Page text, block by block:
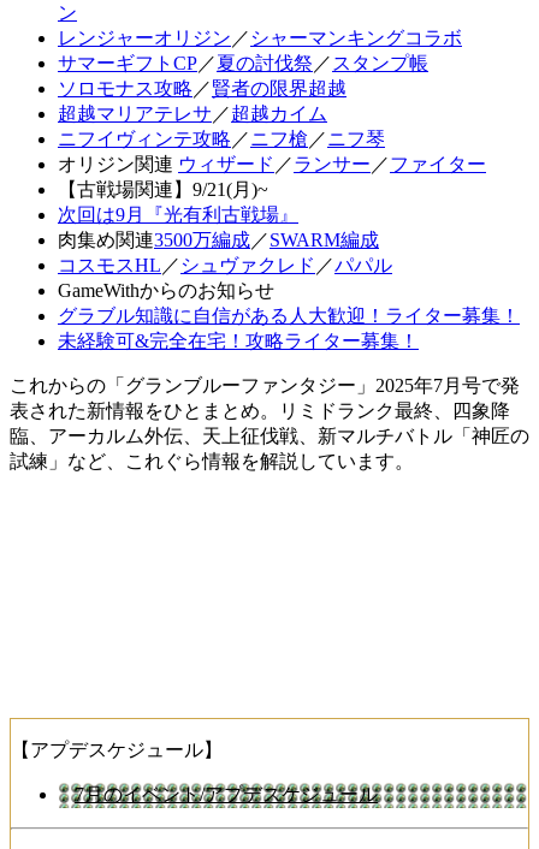
ン
レンジャーオリジン ／ シャーマンキングコラボ
サマーギフトCP／夏の討伐祭 ／ スタンプ帳
ソロモナス攻略 ／賢者の限界超越
超越マリアテレサ ／超越カイム
ニフイヴィンテ攻略 ／ニフ槍 ／ニフ琴
オリジン関連 ウィザード ／ランサー ／ファイター
【古戦場関連】9/21(月)~
次回は9月『光有利古戦場』
肉集め関連3500万編成／SWARM編成
コスモスHL ／ シュヴァクレド ／パパル
GameWithからのお知らせ
グラブル知識に自信がある人大歓迎！ライター募集！
未経験可&完全在宅！攻略ライター募集！
これからの「グランブルーファンタジー」2025年7月号で発
表された新情報をひとまとめ。リミドランク最終、四象降
臨、アーカルム外伝、天上征伐戦、新マルチバトル「神匠の
試練」など、これぐら情報を解説しています。
【アプデスケジュール】
7月のイベント/アプデスケジュール